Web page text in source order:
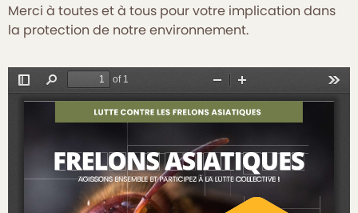
Merci à toutes et à tous pour votre implication dans
la protection de notre environnement.